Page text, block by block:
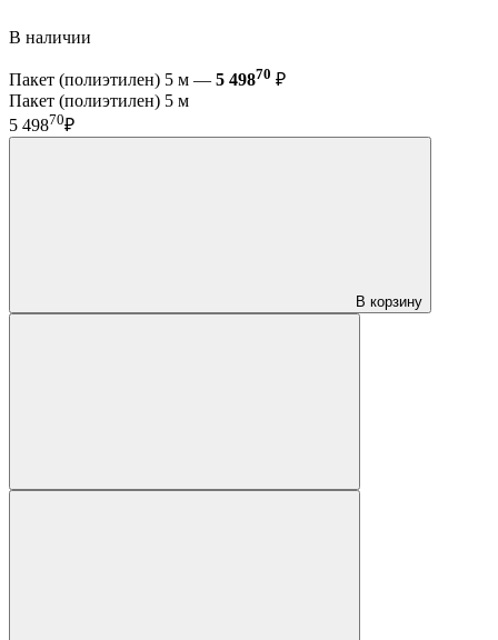
В наличии
Пакет (полиэтилен) 5 м — 5 49870 ₽
Пакет (полиэтилен) 5 м
5 49870₽
В корзину